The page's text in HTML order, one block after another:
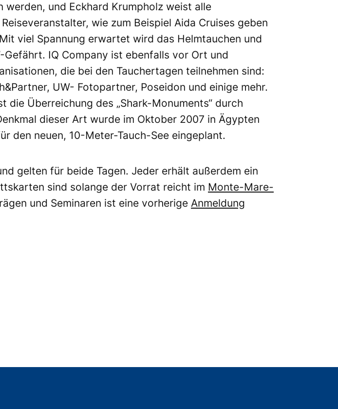
werden, und Eckhard Krumpholz weist alle
wie zum Beispiel Aida Cruises geben
viel Spannung erwartet wird das Helmtauchen und
Gefährt. IQ Company ist ebenfalls vor Ort und
die bei den Tauchertagen teilnehmen sind:
UW- Fotopartner, Poseidon und einige mehr.
Überreichung des „Shark-Monuments“ durch
dieser Art wurde im Oktober 2007 in Ägypten
den neuen, 10-Meter-Tauch-See eingeplant.
gelten für beide Tagen. Jeder erhält außerdem ein
sind solange der Vorrat reicht im Monte-Mare-
und Seminaren ist eine vorherige Anmeldung